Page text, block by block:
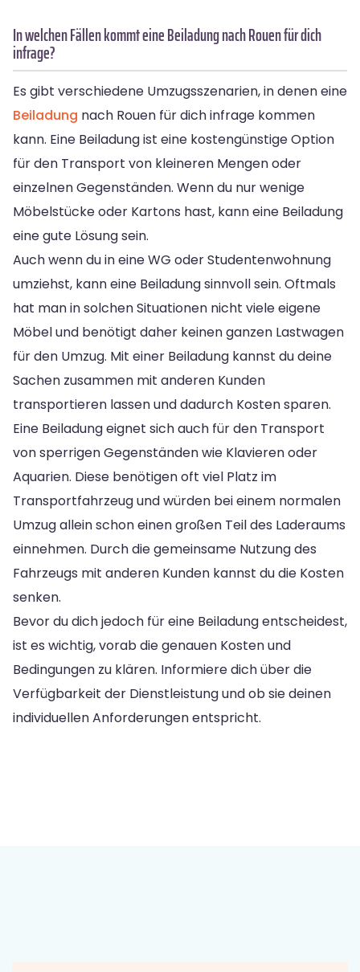
In welchen Fällen kommt eine Beiladung nach Rouen für dich
infrage?
Es gibt verschiedene Umzugsszenarien, in denen eine
Beiladung nach Rouen für dich infrage kommen
kann. Eine Beiladung ist eine kostengünstige Option
für den Transport von kleineren Mengen oder
einzelnen Gegenständen. Wenn du nur wenige
Möbelstücke oder Kartons hast, kann eine Beiladung
eine gute Lösung sein.
Auch wenn du in eine WG oder Studentenwohnung
umziehst, kann eine Beiladung sinnvoll sein. Oftmals
hat man in solchen Situationen nicht viele eigene
Möbel und benötigt daher keinen ganzen Lastwagen
für den Umzug. Mit einer Beiladung kannst du deine
Sachen zusammen mit anderen Kunden
transportieren lassen und dadurch Kosten sparen.
Eine Beiladung eignet sich auch für den Transport
von sperrigen Gegenständen wie Klavieren oder
Aquarien. Diese benötigen oft viel Platz im
Transportfahrzeug und würden bei einem normalen
Umzug allein schon einen großen Teil des Laderaums
einnehmen. Durch die gemeinsame Nutzung des
Fahrzeugs mit anderen Kunden kannst du die Kosten
senken.
Bevor du dich jedoch für eine Beiladung entscheidest,
ist es wichtig, vorab die genauen Kosten und
Bedingungen zu klären. Informiere dich über die
Verfügbarkeit der Dienstleistung und ob sie deinen
individuellen Anforderungen entspricht.